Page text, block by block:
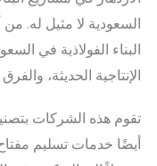
السعودية لا مثيل له.
البناء الفولاذية في
الإنتاجية الحديثة،
تقوم هذه الشركات
أيضًا خدمات تسليم